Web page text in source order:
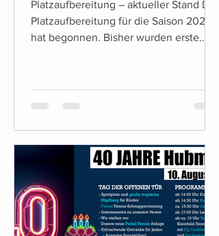
Platzaufbereitung – aktueller Stand Die
Platzaufbereitung für die Saison 2026
hat begonnen. Bisher wurden erste
diese Saison stehen einige konkrete
Änderungen an: Es kommt ein neuer
Getränkeautomat. Alkoholische
Getränke sind dabei mit Kinder- und
Jugendsicherung ausgestatte